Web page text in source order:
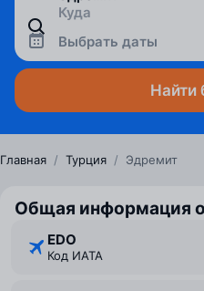
Выбрать даты
Найти
Главная / Турция / Эдремит
Общая информация
EDO
Код ИАТА